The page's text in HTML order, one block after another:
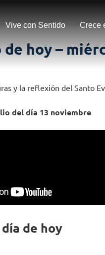
Vive con Sentido Crece
hoy –
y la reflexión del Santo
del día 13 noviembre
de hoy